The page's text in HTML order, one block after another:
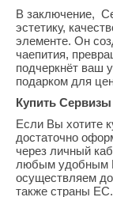
В заключение,
эстетику,
элементе. Он
чаепития,
подчеркнёт ваш
подарком для
Купить
Если Вы хотите
достаточно
через личный
любым удобным
осуществляем
также страны ЕС.